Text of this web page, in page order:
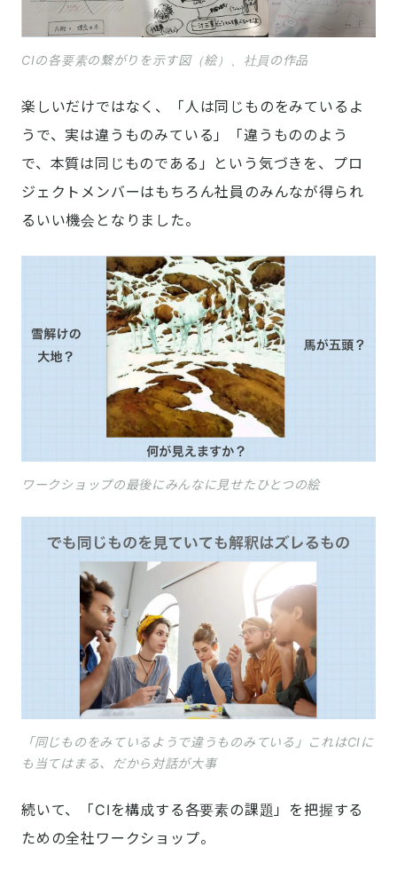
CIの各要素の繋がりを示す図（絵）、社員の作品
楽しいだけではなく、「人は同じものをみているよ
うで、実は違うものみている」「違うもののよう
で、本質は同じものである」という気づきを、プロ
ジェクトメンバーはもちろん社員のみんなが得られ
るいい機会となりました。
ワークショップの最後にみんなに見せたひとつの絵
「同じものをみているようで違うものみている」これはCIに
も当てはまる、だから対話が大事
続いて、「CIを構成する各要素の課題」を把握する
ための全社ワークショップ。